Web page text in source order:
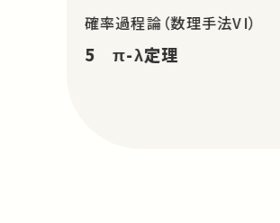
確率過程論（数理手法VI）
5 π-λ定理